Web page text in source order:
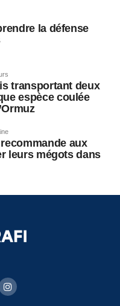
la défense
transportant deux
espèce coulée
aux
leurs mégots dans